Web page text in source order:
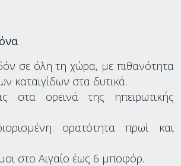
σε όλη τη χώρα, με πιθανότητα
καταιγίδων στα δυτικά.
στα ορεινά της ηπειρωτικής
ορατότητα πρωί και
στο Αιγαίο έως 6 μποφόρ.